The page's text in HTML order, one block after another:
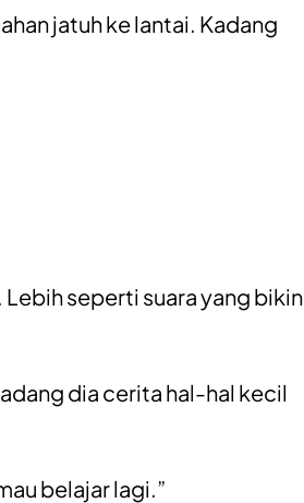
jatuh ke lantai. Kadang
Lebih seperti suara yang bikin
dia cerita hal-hal kecil
belajar lagi.”